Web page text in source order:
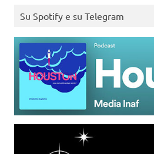
Su Spotify e su Telegram